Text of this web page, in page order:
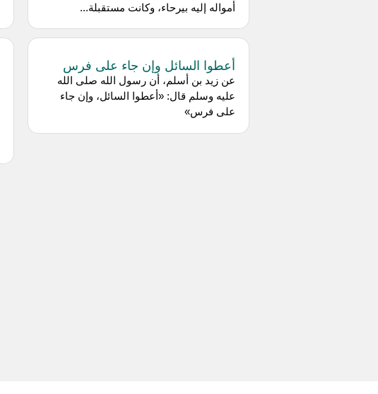
أمواله إليه بيرحاء، وكانت مستقبلة...
أعطوا السائل وإن جاء على فرس
عن زيد بن أسلم، أن رسول الله صلى الله
عليه وسلم قال: «أعطوا السائل، وإن جاء
على فرس»